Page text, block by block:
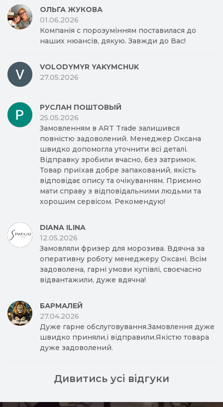
ОЛЬГА ЖУКОВА
01.06.2026
Компанія с порозумінням поставилася до
наших нюансів, дякую. Завжди до Вас!
VOLODYMYR YAKYMCHUK
27.05.2026
РУСЛАН ПОШТОВЫЙ
25.05.2026
Замовленням в ART Trade залишився
повністю задоволений. Менеджер Оксана
швидко допомогла уточнити всі деталі.
Відправку зробили вчасно, без затримок.
Товар приїхав добре запакований, якість
відповідає опису та очікуванням. Приємно
мати справу з відповідальними людьми та
хорошим сервісом. Рекомендую!
DIANA ILINA
12.05.2026
Замовляли фризер для морозива. Вдячна за
оперативну роботу менеджеру Оксані. Всім
задоволена, гарні умови купівлі, своєчасно
відвантажили, дуже вдячна!
БАРМАЛЕЙ
27.04.2026
Дуже гарне обслуговування.Замовлення дуже
швидко приняли,і відправили.Якістю товара
дуже задоволений.
Дивитись усі відгуки